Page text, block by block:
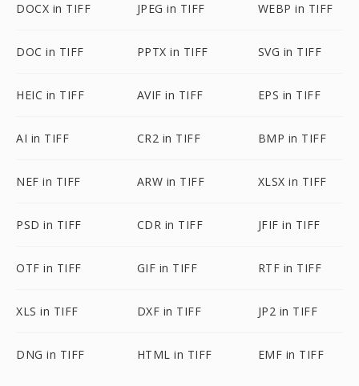
DOCX in TIFF JPEG in TIFF WEBP in TIFF
DOC in TIFF PPTX in TIFF SVG in TIFF
HEIC in TIFF AVIF in TIFF EPS in TIFF
AI in TIFF CR2 in TIFF BMP in TIFF
NEF in TIFF ARW in TIFF XLSX in TIFF
PSD in TIFF CDR in TIFF JFIF in TIFF
OTF in TIFF GIF in TIFF RTF in TIFF
XLS in TIFF DXF in TIFF JP2 in TIFF
DNG in TIFF HTML in TIFF EMF in TIFF